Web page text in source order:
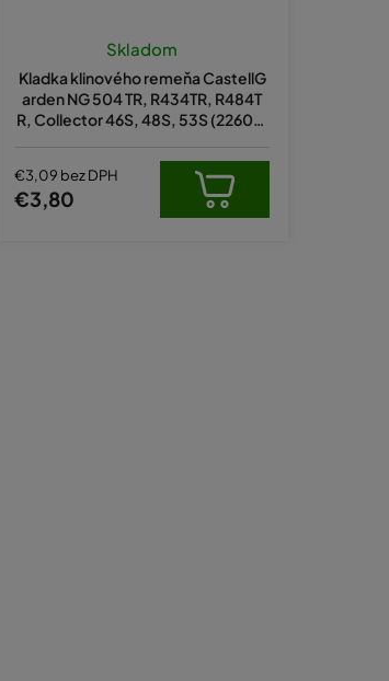
Kladka klinového remeňa CastellG
arden NG 504 TR, R434TR, R484T
R, Collector 46S, 48S, 53S (226019
Skladom
€3,09 bez DPH
€3,80